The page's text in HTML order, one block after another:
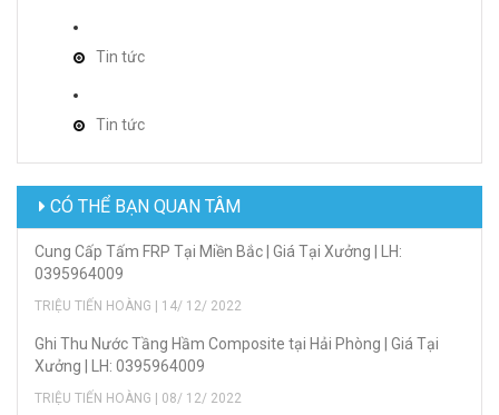
Tin tức
Tin tức
CÓ THỂ BẠN QUAN TÂM
Cung Cấp Tấm FRP Tại Miền Bắc | Giá Tại Xưởng | LH:
0395964009
TRIỆU TIẾN HOÀNG | 14/ 12/ 2022
Ghi Thu Nước Tầng Hầm Composite tại Hải Phòng | Giá Tại
Xưởng | LH: 0395964009
TRIỆU TIẾN HOÀNG | 08/ 12/ 2022